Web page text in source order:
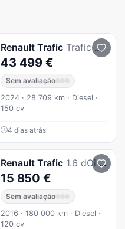
Renault Trafic Trafic 2.0 Blue Dci L2 Grand Equilibre
43 499 €
Sem avaliação
2024 · 28 709 km · Diesel ·
150 cv
4 dias atrás
Renault Trafic 1.6 dCi L1H1 1.0T
15 850 €
Sem avaliação
2016 · 180 000 km · Diesel ·
120 cv